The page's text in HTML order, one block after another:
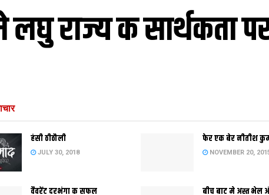
लघु राज्य क सार्थकता
हंसी ठीठौली
JULY 30, 2018
फेर एक बेर नीतीश
NOVEMBER 20,
वैवरेंट दरभंगा क सफल
बीच बाट मे अस्त भेल